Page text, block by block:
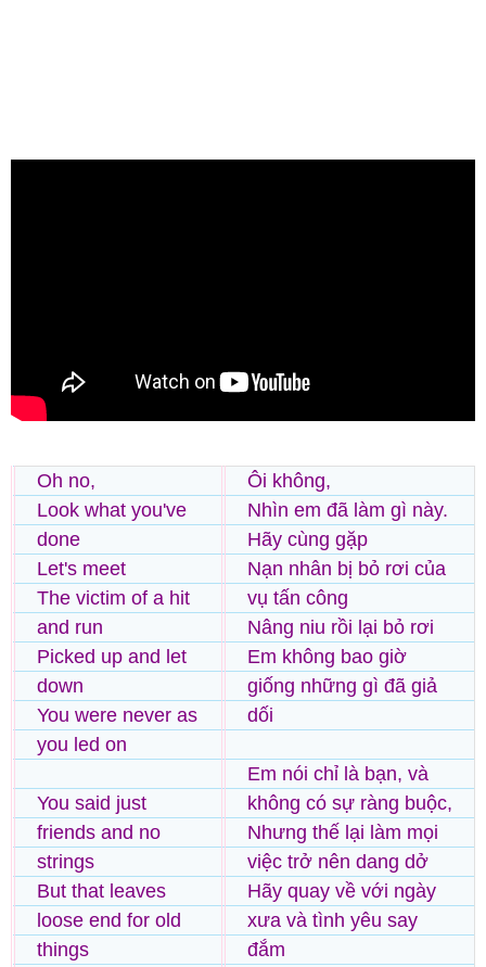
Oh no,
Look what you've
done
Let's meet
The victim of a hit
and run
Picked up and let
down
You were never as
you led on
You said just
friends and no
strings
But that leaves
loose end for old
things
Ôi không,
Nhìn em đã làm gì này.
Hãy cùng gặp
Nạn nhân bị bỏ rơi của
vụ tấn công
Nâng niu rồi lại bỏ rơi
Em không bao giờ
giống những gì đã giả
dối
Em nói chỉ là bạn, và
không có sự ràng buộc,
Nhưng thế lại làm mọi
việc trở nên dang dở
Hãy quay về với ngày
xưa và tình yêu say
đắm